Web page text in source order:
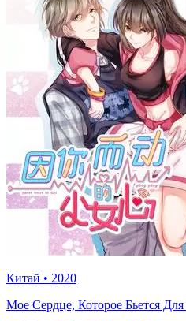
Китай • 2020
Мое Сердце, Которое Бьется Для